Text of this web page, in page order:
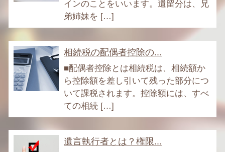
インのことをいいます。遺留分は、兄
弟姉妹を […]
相続税の配偶者控除の...
■配偶者控除とは相続税は、相続額か
ら控除額を差し引いて残った部分につ
いて課税されます。控除額には、すべ
ての相続 […]
遺言執行者とは？権限...